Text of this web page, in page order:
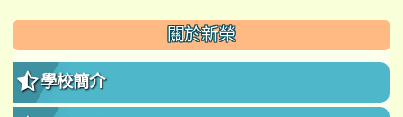
::: 關於新榮
學校簡介